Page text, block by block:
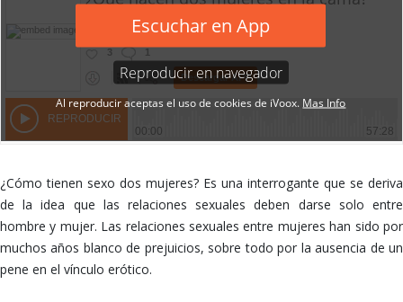
¿Cómo tienen sexo dos mujeres? Es una interrogante que se deriva
de la idea que las relaciones sexuales deben darse solo entre
hombre y mujer. Las relaciones sexuales entre mujeres han sido por
muchos años blanco de prejuicios, sobre todo por la ausencia de un
pene en el vínculo erótico.